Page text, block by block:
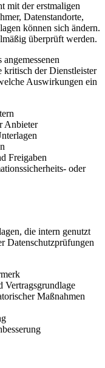
mit der erstmaligen
Datenstandorte,
können sich ändern.
überprüft werden.
der Dienstleister
Auswirkungen ein
Anbieter
Freigaben
oder
die intern genutzt
Datenschutzprüfungen
Vertragsgrundlage
Maßnahmen